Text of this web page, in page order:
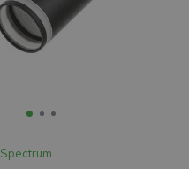
Spectrum